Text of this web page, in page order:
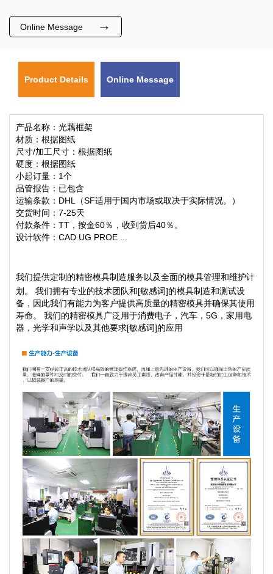
Online Message →
Product Details Online Message
产品名称：光藕框架
材质：根据图纸
尺寸/加工尺寸：根据图纸
硬度：根据图纸
小起订量：1个
品管报告：已包含
运输条款：DHL（SF适用于国内市场或取决于实际情况。）
交货时间：7-25天
付款条件：TT，按金60％，收到货后40％。
设计软件：CAD UG PROE ...
我们提供定制的精密模具制造服务以及全面的模具管理和维护计
划。 我们拥有专业的技术团队和[敏感词]的模具制造和测试设
备，因此我们有能力为客户提供高质量的精密模具并确保其使用
寿命。 我们的精密模具广泛用于消费电子，汽车，5G，家用电
器，光学和声学以及其他要求[敏感词]的应用